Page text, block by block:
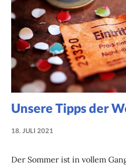
Unsere Tipps der
18. JULI 2021
Der Sommer ist in vollem